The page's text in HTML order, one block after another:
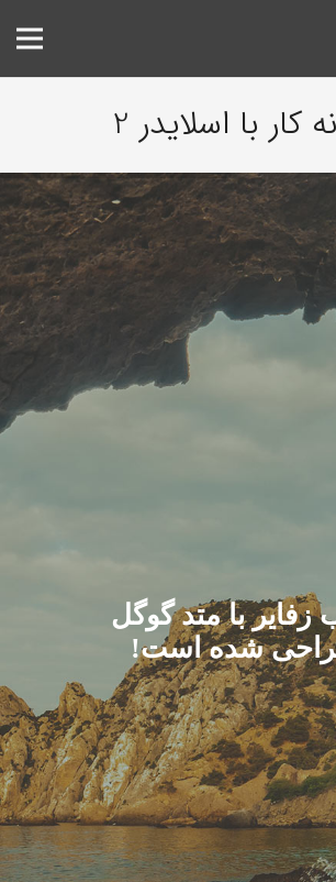
کار با اسلایدر 2
زفایر با متد گوگل
شده است!